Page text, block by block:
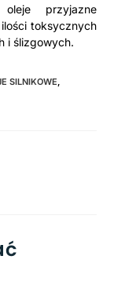
przyjazne
toksycznych
i ślizgowych.
SILNIKOWE,